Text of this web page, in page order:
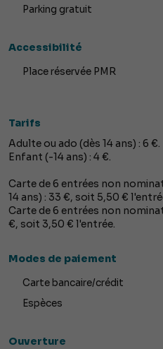
Parking gratuit
Accessibilité
Place réservée PMR
Tarifs
Adulte ou ado (dès 14 ans) : 6 €.
Enfant (-14 ans) : 4 €.
Carte de 6 entrées non
14 ans) : 33 €, soit 5,50 €
Carte de 6 entrées non
€, soit 3,50 € l'entrée.
Modes de paiement
Carte bancaire/crédit
Espèces
Ouverture